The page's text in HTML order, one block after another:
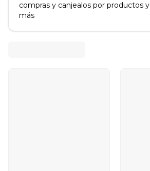
compras y canjealos por productos y
más